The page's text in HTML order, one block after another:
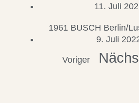
11. Juli
1961 BUSCH Berlin/
9. Juli
Voriger